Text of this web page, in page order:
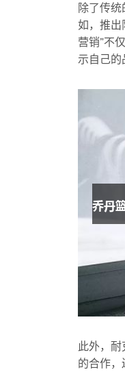
除了传
如，推出
营销”不
示自己的
此外，耐
的合作